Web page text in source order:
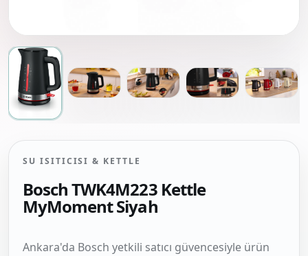
SU ISITICISI & KETTLE
Bosch TWK4M223 Kettle
MyMoment Siyah
Ankara'da Bosch yetkili satıcı güvencesiyle ürün